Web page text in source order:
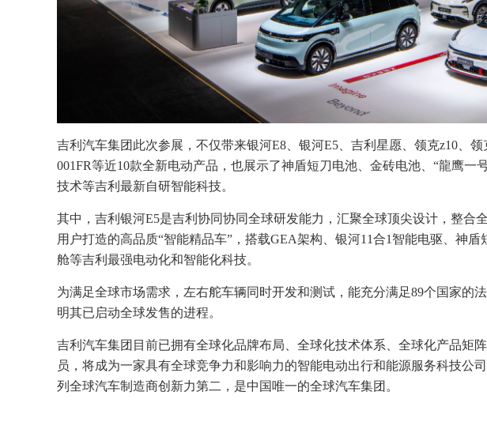
吉利汽车集团此次参展，不仅带来银河E8、银河E5、吉利星愿、领克z10、
001FR等近10款全新电动产品，也展示了神盾短刀电池、金砖电池、“龍鹰一
技术等吉利最新自研智能科技。
其中，吉利银河E5是吉利协同协同全球研发能力，汇聚全球顶尖设计，整合
用户打造的高品质“智能精品车”，搭载GEA架构、银河11合1智能电驱、神盾
舱等吉利最强电动化和智能化科技。
为满足全球市场需求，左右舵车辆同时开发和测试，能充分满足89个国家的
明其已启动全球发售的进程。
吉利汽车集团目前已拥有全球化品牌布局、全球化技术体系、全球化产品矩
员，将成为一家具有全球竞争力和影响力的智能电动出行和能源服务科技公
列全球汽车制造商创新力第二，是中国唯一的全球汽车集团。